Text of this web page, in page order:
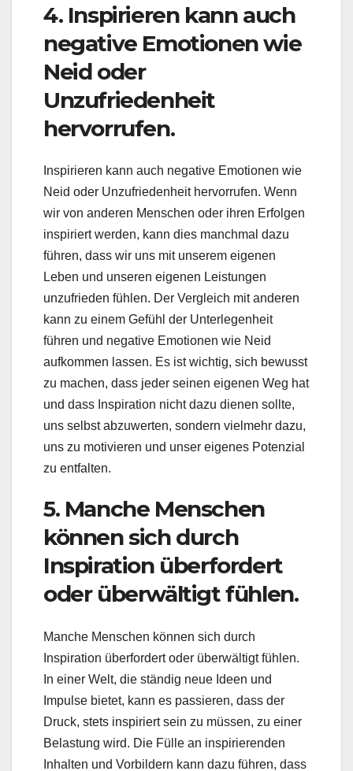
4. Inspirieren kann auch
negative Emotionen wie
Neid oder
Unzufriedenheit
hervorrufen.
Inspirieren kann auch negative Emotionen wie
Neid oder Unzufriedenheit hervorrufen. Wenn
wir von anderen Menschen oder ihren Erfolgen
inspiriert werden, kann dies manchmal dazu
führen, dass wir uns mit unserem eigenen
Leben und unseren eigenen Leistungen
unzufrieden fühlen. Der Vergleich mit anderen
kann zu einem Gefühl der Unterlegenheit
führen und negative Emotionen wie Neid
aufkommen lassen. Es ist wichtig, sich bewusst
zu machen, dass jeder seinen eigenen Weg hat
und dass Inspiration nicht dazu dienen sollte,
uns selbst abzuwerten, sondern vielmehr dazu,
uns zu motivieren und unser eigenes Potenzial
zu entfalten.
5. Manche Menschen
können sich durch
Inspiration überfordert
oder überwältigt fühlen.
Manche Menschen können sich durch
Inspiration überfordert oder überwältigt fühlen.
In einer Welt, die ständig neue Ideen und
Impulse bietet, kann es passieren, dass der
Druck, stets inspiriert sein zu müssen, zu einer
Belastung wird. Die Fülle an inspirierenden
Inhalten und Vorbildern kann dazu führen, dass